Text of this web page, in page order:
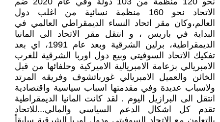
الاتحاد نحو 160 منظمة نسائية من اغلب دول
العالم،وكان مقر اتحاد النساء الديمقراطي العالمي في
البداية في باريس ، و انتقل مقر الاتحاد الى المانيا
الديمقراطية، برلين الشرقية وبعد عام 1991، اي بعد
تفكيك الاتحاد السوفيتي وبيع دول اوربا الشرقية للغرب
الامبريالي بزعامة الامبريالية الاميركية وحلفائها من قبل
الخائن والعميل الامبريالي غورباتشوف وفريقه المرتد
ولاسباب عديدة وفي مقدمتها اسباب سياسية واقتصادية
انتقل الى البرازيل اليوم . لقد كانت المانيا الديمقراطية
تقدم كل اشكال الدعم السياسي والمالي...للاتحاد